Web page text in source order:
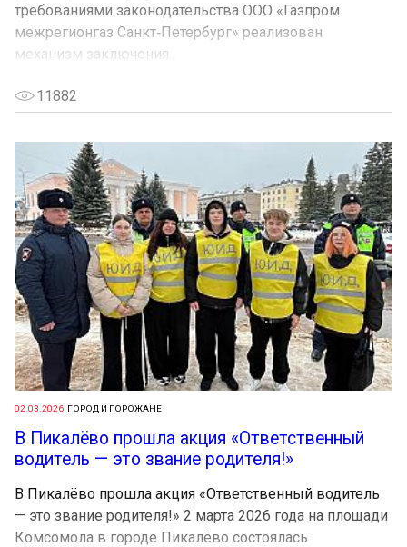
требованиями законодательства ООО «Газпром
межрегионгаз Санкт‑Петербург» реализован
механизм заключения...
11882
02.03.2026 ГОРОД И ГОРОЖАНЕ
В Пикалёво прошла акция «Ответственный
водитель — это звание родителя!»
В Пикалёво прошла акция «Ответственный водитель
— это звание родителя!» 2 марта 2026 года на площади
Комсомола в городе Пикалёво состоялась